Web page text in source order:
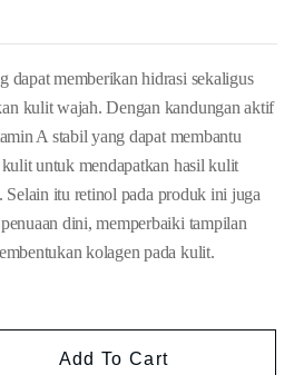
dapat memberikan hidrasi sekaligus
kulit wajah. Dengan kandungan aktif
A stabil yang dapat membantu
kulit untuk mendapatkan hasil kulit
Selain itu retinol pada produk ini juga
dini, memperbaiki tampilan
kolagen pada kulit.
Add To Cart